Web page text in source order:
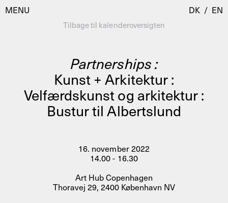
MENU
Besøg
Kalender
Room Room
AHC Channel
Programmer
Artistic Research
Public Programmes
Om
Om AHC
Profiler
Presse
DK / EN
Tilbage til kalenderoversigten
Partnerships :
Kunst + Arkitektur :
Velfærdskunst og arkitektur :
Bustur til Albertslund
16. november 2022
14.00 - 16.30
Art Hub Copenhagen
Thoravej 29, 2400 København NV